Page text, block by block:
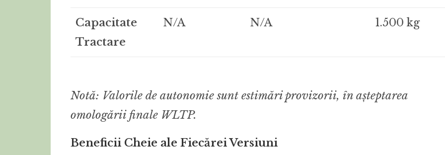
Capacitate
Tractare
N/A N/A 1.500 kg
Notă: Valorile de autonomie sunt estimări provizorii, în așteptarea
omologării finale WLTP.
Beneficii Cheie ale Fiecărei Versiuni